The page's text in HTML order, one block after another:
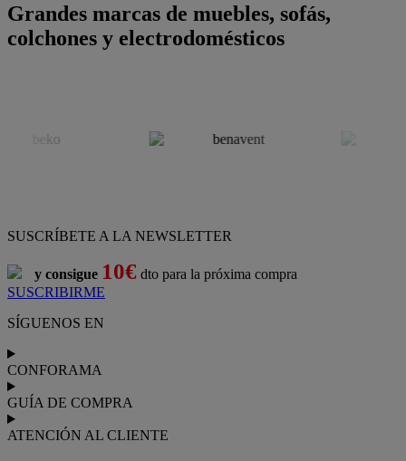
Grandes marcas de muebles, sofás,
colchones y electrodomésticos
SUSCRÍBETE A LA NEWSLETTER
y consigue 10€ dto para la próxima compra
SUSCRIBIRME
SÍGUENOS EN
CONFORAMA
GUÍA DE COMPRA
ATENCIÓN AL CLIENTE